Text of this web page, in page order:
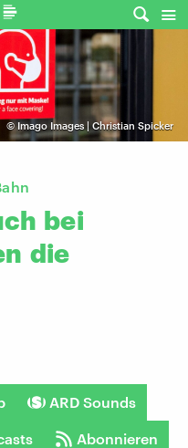
©Imago Images | Christian Spicker
bei
die
ARD Sounds
Abonnieren